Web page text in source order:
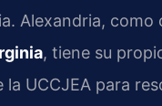
Alexandria,
, tiene su
UCCJEA para